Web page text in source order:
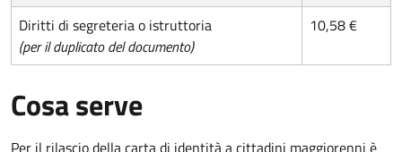
Diritti di segreteria o istruttoria
(per il duplicato del documento)
10,58 €
Cosa serve
Per il rilascio della carta di identità a cittadini maggiorenni è